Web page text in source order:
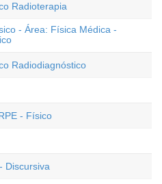
Radioterapia
- Área: Física Médica -
Radiodiagnóstico
- Físico
Discursiva